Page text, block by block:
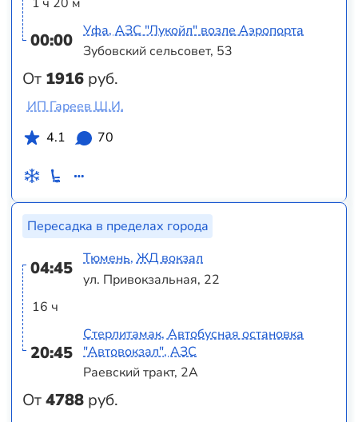
00:00
От 1916 руб.
Уфа, АЗС "Лукойл" возле Аэропорта
Зубовский сельсовет, 53
ИП Гареев Ш.И.
4.1
70
Пересадка в пределах города
04:45
16 ч
20:45
От4788 руб.
Тюмень, ЖД вокзал
ул. Привокзальная, 22
Стерлитамак, Автобусная остановка
"Автовокзал", АЗС
Раевский тракт, 2А